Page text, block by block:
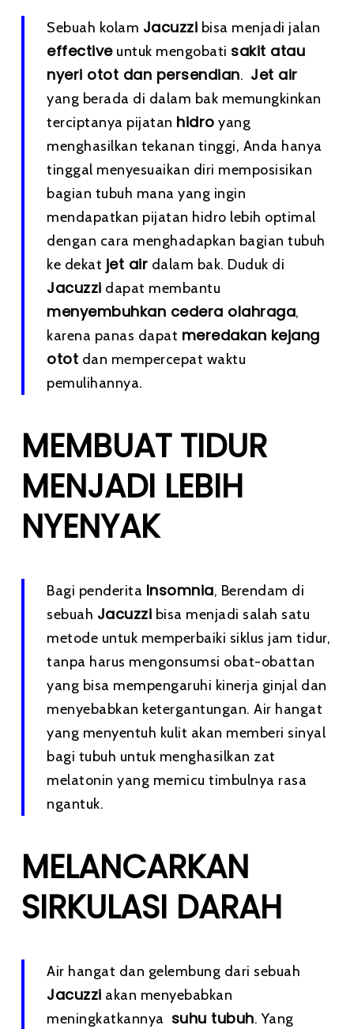
Sebuah kolam Jacuzzi bisa menjadi jalan
effectiveuntuk mengobati sakit atau
nyeri otot dan persendian. Jet air
yang berada di dalam bak memungkinkan
terciptanya pijatan hidro yang
menghasilkan tekanan tinggi, Anda hanya
tinggal menyesuaikan diri memposisikan
bagian tubuh mana yang ingin
mendapatkan pijatan hidro lebih optimal
dengan cara menghadapkan bagian tubuh
ke dekat jet air dalam bak. Duduk di
Jacuzzi dapat membantu
menyembuhkan cedera olahraga,
karena panas dapat meredakan kejang
otot dan mempercepat waktu
pemulihannya.
MEMBUAT TIDUR
MENJADI LEBIH
NYENYAK
Bagi penderita Insomnia, Berendam di
sebuah Jacuzzi bisa menjadi salah satu
metode untuk memperbaiki siklus jam tidur,
tanpa harus mengonsumsi obat-obattan
yang bisa mempengaruhi kinerja ginjal dan
menyebabkan ketergantungan. Air hangat
yang menyentuh kulit akan memberi sinyal
bagi tubuh untuk menghasilkan zat
melatonin yang memicu timbulnya rasa
ngantuk.
MELANCARKAN
SIRKULASI DARAH
Air hangat dan gelembung dari sebuah
Jacuzzi akan menyebabkan
meningkatkannya suhu tubuh. Yang